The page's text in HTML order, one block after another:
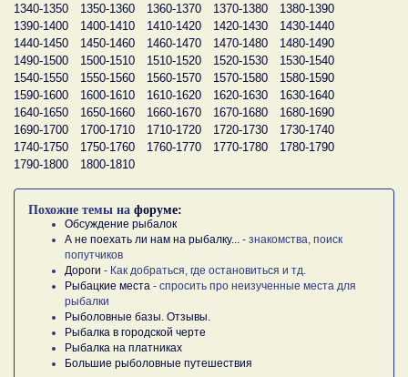
1340-1350
1350-1360 1360-1370 1370-1380
1380-1390
1390-1400
1400-1410 1410-1420 1420-1430
1430-1440
1440-1450
1450-1460 1460-1470 1470-1480
1480-1490
1490-1500
1500-1510 1510-1520 1520-1530
1530-1540
1540-1550
1550-1560 1560-1570 1570-1580
1580-1590
1590-1600
1600-1610 1610-1620 1620-1630
1630-1640
1640-1650
1650-1660 1660-1670 1670-1680
1680-1690
1690-1700
1700-1710 1710-1720 1720-1730
1730-1740
1740-1750
1750-1760 1760-1770 1770-1780
1780-1790
1790-1800
1800-1810
Похожие темы на форуме:
Обсуждение рыбалок
А не поехать ли нам на рыбалку... - знакомства, поиск
попутчиков
Дороги - Как добраться, где остановиться и тд.
Рыбацкие места - спросить про неизученные места для
рыбалки
Рыболовные базы. Отзывы.
Рыбалка в городской черте
Рыбалка на платниках
Большие рыболовные путешествия